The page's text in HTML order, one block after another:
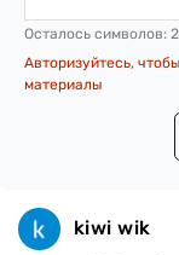
Осталось символов:
Авторизуйтесь,
материалы
kiwi wik